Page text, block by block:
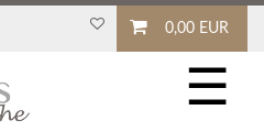
0,00 EUR
☰